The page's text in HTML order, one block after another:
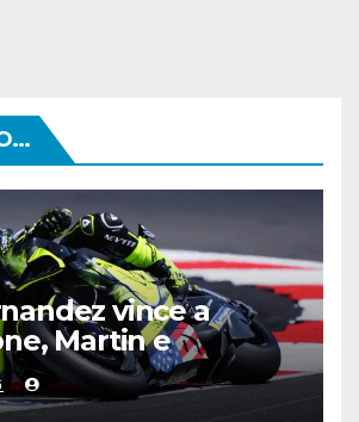
vince a
Martin e
sul podio